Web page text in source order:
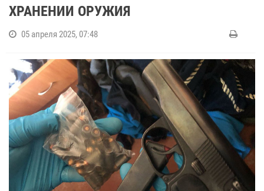
ХРАНЕНИИ ОРУЖИЯ
05 апреля 2025, 07:48